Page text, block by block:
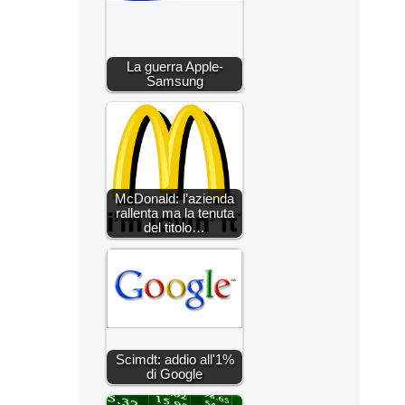
La guerra Apple-
Samsung
McDonald: l’azienda
rallenta ma la tenuta
del titolo…
Scimdt: addio all'1%
di Google